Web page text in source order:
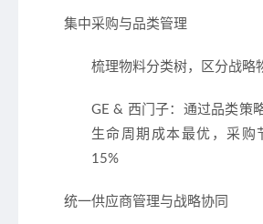
集中采购与品类管理
梳理物料分类树，区分战略
GE & 西门子：通过品类策
生命周期成本最优，采购
15%
统一供应商管理与战略协同